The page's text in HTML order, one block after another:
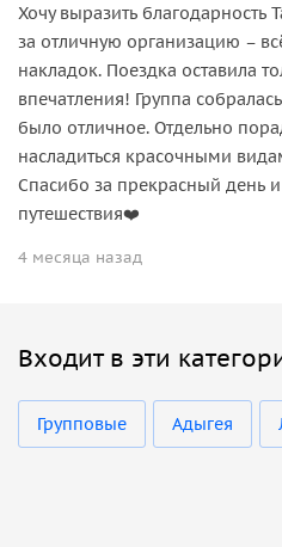
Хочу выразить благодарность
за отличную организацию –
накладок. Поездка оставила
впечатления! Группа
было отличное. Отдельно
насладиться красочными
Спасибо за прекрасный день
путешествия❤️
4 месяца назад
Входит в эти
Групповые Адыгея